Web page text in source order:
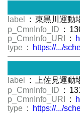
label
: 東黒川運動
p_CmnInfo_ID :
p_CmnInfo_URI
:
type : https://.../
label
: 上佐見運動
p_CmnInfo_ID :
p_CmnInfo_URI
:
type : https://.../